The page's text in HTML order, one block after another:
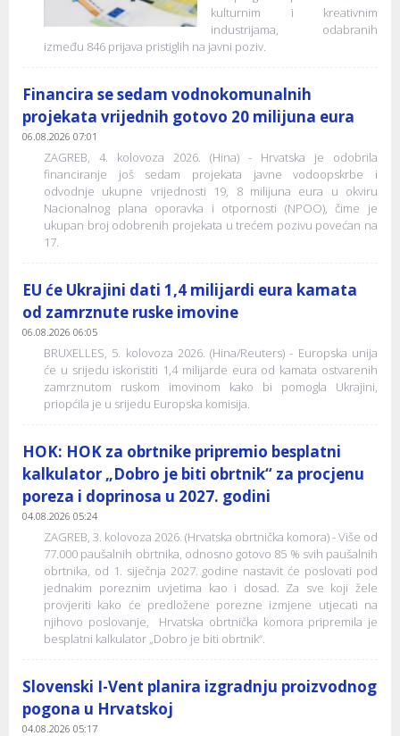
kulturnim i kreativnim
industrijama, odabranih
između 846 prijava pristiglih na javni poziv.
Financira se sedam vodnokomunalnih
projekata vrijednih gotovo 20 milijuna eura
06.08.2026 07:01
ZAGREB, 4. kolovoza 2026. (Hina) - Hrvatska je odobrila
financiranje još sedam projekata javne vodoopskrbe i
odvodnje ukupne vrijednosti 19, 8 milijuna eura u okviru
Nacionalnog plana oporavka i otpornosti (NPOO), čime je
ukupan broj odobrenih projekata u trećem pozivu povećan na
17.
EU će Ukrajini dati 1,4 milijardi eura kamata
od zamrznute ruske imovine
06.08.2026 06:05
BRUXELLES, 5. kolovoza 2026. (Hina/Reuters) - Europska unija
će u srijedu iskoristiti 1,4 milijarde eura od kamata ostvarenih
zamrznutom ruskom imovinom kako bi pomogla Ukrajini,
priopćila je u srijedu Europska komisija.
HOK: HOK za obrtnike pripremio besplatni
kalkulator „Dobro je biti obrtnik“ za procjenu
poreza i doprinosa u 2027. godini
04.08.2026 05:24
ZAGREB, 3. kolovoza 2026. (Hrvatska obrtnička komora) - Više od
77.000 paušalnih obrtnika, odnosno gotovo 85 % svih paušalnih
obrtnika, od 1. siječnja 2027. godine nastavit će poslovati pod
jednakim poreznim uvjetima kao i dosad. Za sve koji žele
provjeriti kako će predložene porezne izmjene utjecati na
njihovo poslovanje, Hrvatska obrtnička komora pripremila je
besplatni kalkulator „Dobro je biti obrtnik“.
Slovenski I-Vent planira izgradnju proizvodnog
pogona u Hrvatskoj
04.08.2026 05:17